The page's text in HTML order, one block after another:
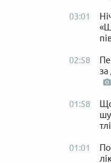
03:01
02:58
01:58
01:01